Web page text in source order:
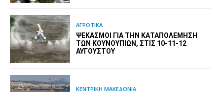
ΑΓΡΟΤΙΚΑ
ΨΕΚΑΣΜΟΊ ΓΙΑ ΤΗΝ ΚΑΤΑΠΟΛΈΜΗΣΗ
ΤΩΝ ΚΟΥΝΟΥΠΙΏΝ, ΣΤΙΣ 10-11-12
ΑΥΓΟΎΣΤΟΥ
ΚΕΝΤΡΙΚΗ ΜΑΚΕΔΟΝΙΑ